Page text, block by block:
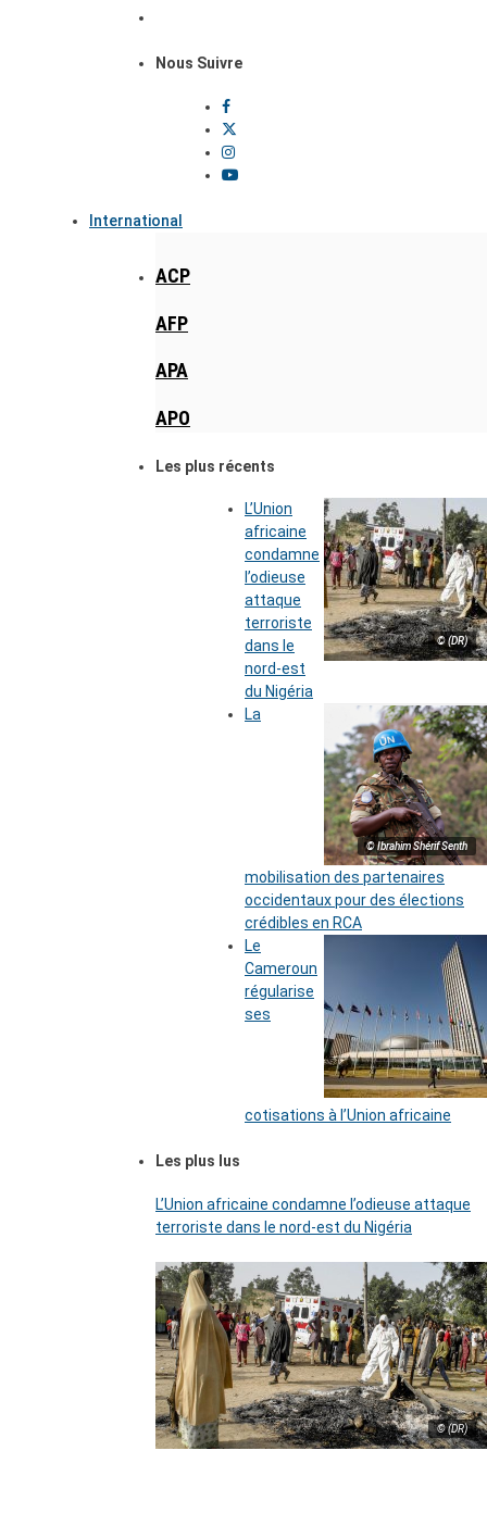
Nous Suivre
International
ACP
AFP
APA
APO
Les plus récents
© (DR)
L’Union
africaine
condamne
l’odieuse
attaque
terroriste
dans le
nord-est
du Nigéria
© Ibrahim Shérif Senth
La
mobilisation des partenaires
occidentaux pour des élections
crédibles en RCA
Le
Cameroun
régularise
ses
cotisations à l’Union africaine
Les plus lus
L’Union africaine condamne l’odieuse attaque
terroriste dans le nord-est du Nigéria
© (DR)